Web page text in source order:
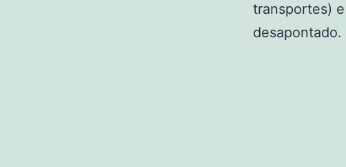
transportes)
desapontado.